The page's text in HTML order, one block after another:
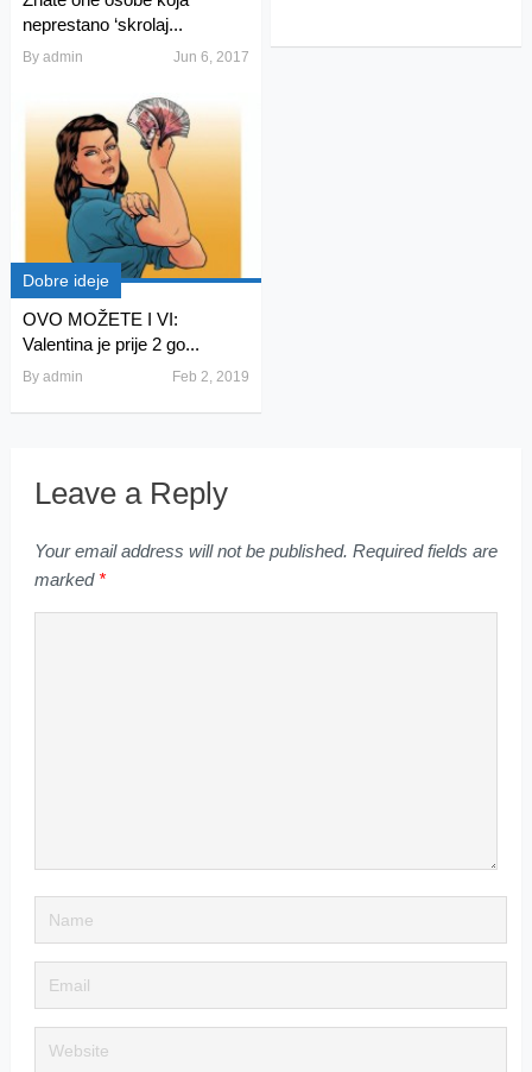
neprestano ‘skrolaj...
By admin Jun 6, 2017
Dobre ideje
OVO MOŽETE I VI:
Valentina je prije 2 go...
By admin Feb 2, 2019
Leave a Reply
Your email address will not be published. Required fields are
marked *